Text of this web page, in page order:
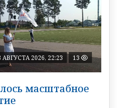
АВГУСТА 2026, 22:23 13
масштабное